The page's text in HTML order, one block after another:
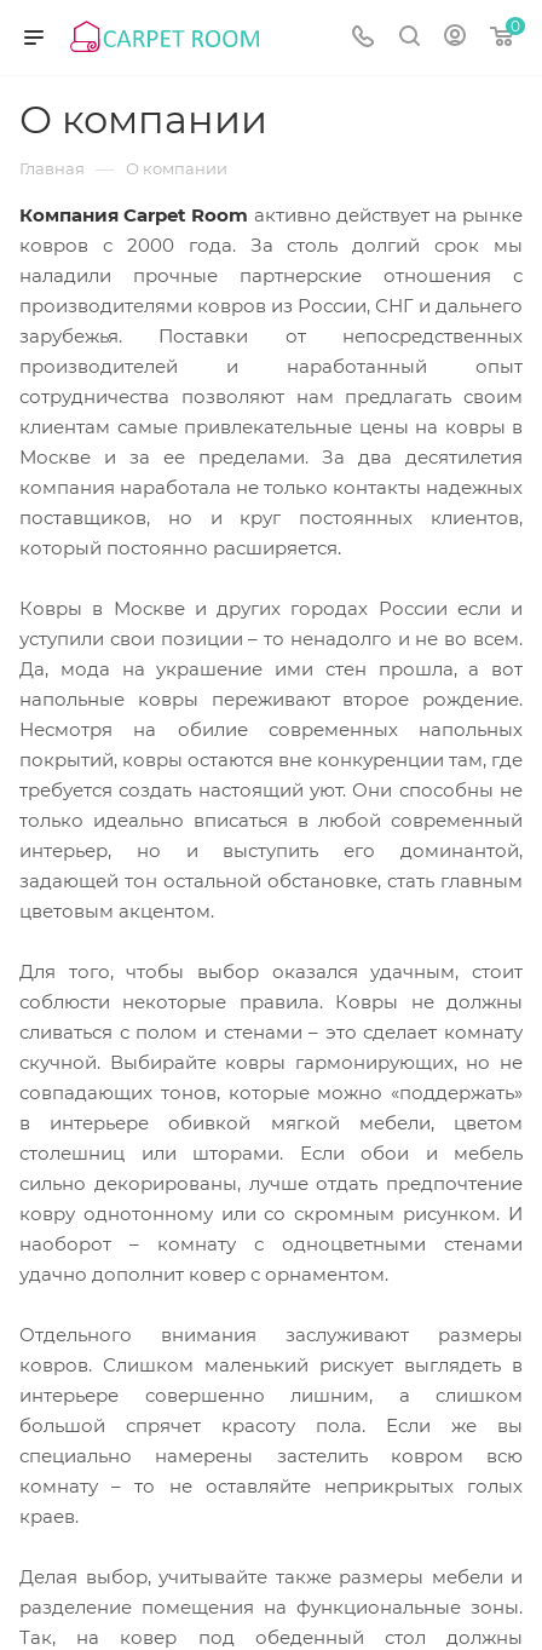
0
О компании
Главная — О компании
Компания Carpet Room активно действует на рынке
ковров с 2000 года. За столь долгий срок мы
наладили прочные партнерские отношения с
производителями ковров из России, СНГ и дальнего
зарубежья. Поставки от непосредственных
производителей и наработанный опыт
сотрудничества позволяют нам предлагать своим
клиентам самые привлекательные цены на ковры в
Москве и за ее пределами. За два десятилетия
компания наработала не только контакты надежных
поставщиков, но и круг постоянных клиентов,
который постоянно расширяется.
Ковры в Москве и других городах России если и
уступили свои позиции – то ненадолго и не во всем.
Да, мода на украшение ими стен прошла, а вот
напольные ковры переживают второе рождение.
Несмотря на обилие современных напольных
покрытий, ковры остаются вне конкуренции там, где
требуется создать настоящий уют. Они способны не
только идеально вписаться в любой современный
интерьер, но и выступить его доминантой,
задающей тон остальной обстановке, стать главным
цветовым акцентом.
Для того, чтобы выбор оказался удачным, стоит
соблюсти некоторые правила. Ковры не должны
сливаться с полом и стенами – это сделает комнату
скучной. Выбирайте ковры гармонирующих, но не
совпадающих тонов, которые можно «поддержать»
в интерьере обивкой мягкой мебели, цветом
столешниц или шторами. Если обои и мебель
сильно декорированы, лучше отдать предпочтение
ковру однотонному или со скромным рисунком. И
наоборот – комнату с одноцветными стенами
удачно дополнит ковер с орнаментом.
Отдельного внимания заслуживают размеры
ковров. Слишком маленький рискует выглядеть в
интерьере совершенно лишним, а слишком
большой спрячет красоту пола. Если же вы
специально намерены застелить ковром всю
комнату – то не оставляйте неприкрытых голых
краев.
Делая выбор, учитывайте также размеры мебели и
разделение помещения на функциональные зоны.
Так, на ковер под обеденный стол должны